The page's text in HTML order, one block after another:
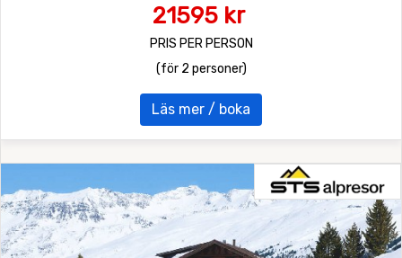
21595 kr
PRIS PER PERSON
(för 2 personer)
Läs mer / boka